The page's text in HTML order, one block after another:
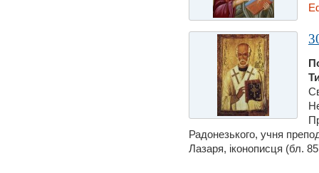
Радонезького, учня
Лазаря, iконописця (бл.